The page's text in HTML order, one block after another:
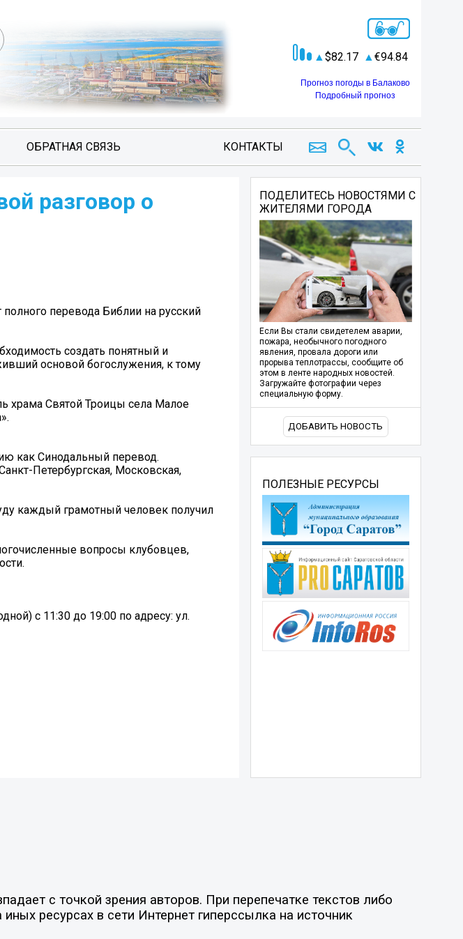
82.17 94.84
Прогноз погоды в Балаково
Подробный прогноз
ОБРАТНАЯ СВЯЗЬ КОНТАКТЫ
разговор о
перевода Библии на русский
создать понятный и
основой богослужения, к тому
храма Святой Троицы села Малое
как Синодальный перевод.
Петербургская, Московская,
каждый грамотный человек получил
вопросы клубовцев,
с 11:30 до 19:00 по адресу: ул.
ПОДЕЛИТЕСЬ НОВОСТЯМИ С
ЖИТЕЛЯМИ ГОРОДА
Если Вы стали свидетелем аварии,
пожара, необычного погодного
явления, провала дороги или
прорыва теплотрассы, сообщите об
этом в ленте народных новостей.
Загружайте фотографии через
специальную форму.
ДОБАВИТЬ НОВОСТЬ
ПОЛЕЗНЫЕ РЕСУРСЫ
с точкой зрения авторов. При перепечатке текстов либо
ресурсах в сети Интернет гиперссылка на источник